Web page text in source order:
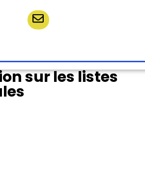
sur les listes